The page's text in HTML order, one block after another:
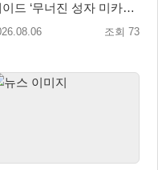
드 ‘무너진 성자 미카엘
업데이트!
조회 73